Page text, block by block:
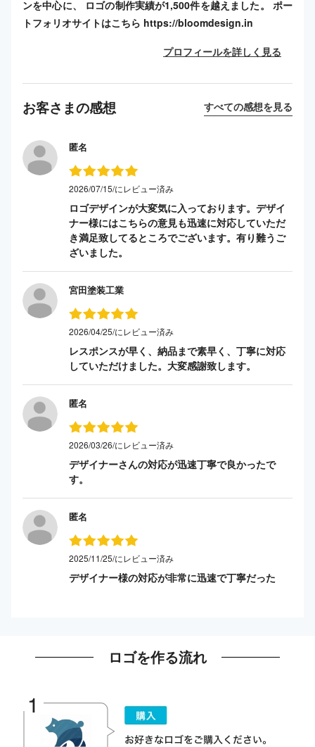
ンを中心に、 ロゴの制作実績が1,500件を越えました。 ポー
トフォリオサイトはこちら https://bloomdesign.in
プロフィールを詳しく見る
お客さまの感想 すべての感想を見る
匿名
2026/07/15/にレビュー済み
ロゴデザインが大変気に入っております。デザイ
ナー様にはこちらの意見も迅速に対応していただ
き満足致してるところでございます。有り難うご
ざいました。
宮田塗装工業
2026/04/25/にレビュー済み
レスポンスが早く、納品まで素早く、丁寧に対応
していただけました。大変感謝致します。
匿名
2026/03/26/にレビュー済み
デザイナーさんの対応が迅速丁寧で良かったで
す。
匿名
2025/11/25/にレビュー済み
デザイナー様の対応が非常に迅速で丁寧だった
ロゴを作る流れ